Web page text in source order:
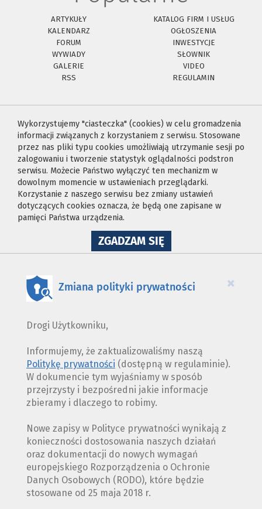
ARTYKUŁY
KATALOG FIRM I USŁUG
KALENDARZ
OGŁOSZENIA
FORUM
INWESTYCJE
WYWIADY
SŁOWNIK
GALERIE
VIDEO
RSS
REGULAMIN
Wykorzystujemy "ciasteczka" (cookies) w celu gromadzenia
informacji związanych z korzystaniem z serwisu. Stosowane
przez nas pliki typu cookies umożliwiają utrzymanie sesji po
zalogowaniu i tworzenie statystyk oglądalności podstron
serwisu. Możecie Państwo wyłączyć ten mechanizm w
dowolnym momencie w ustawieniach przeglądarki.
Korzystanie z naszego serwisu bez zmiany ustawień
dotyczących cookies oznacza, że będą one zapisane w
pamięci Państwa urządzenia.
ZGADZAM SIĘNA
WYKORZYSTANIE
×
Zmiana polityki prywatności
Drogi Użytkowniku,
Informujemy, że zaktualizowaliśmy naszą
Politykę prywatności (dostępną w regulaminie).
W dokumencie tym wyjaśniamy w sposób
przejrzysty i bezpośredni jakie informacje
zbieramy i dlaczego to robimy.
Nowe zapisy w Polityce prywatności wynikają z
konieczności dostosowania naszych działań
oraz dokumentacji do nowych wymagań
europejskiego Rozporządzenia o Ochronie
Danych Osobowych (RODO), które będzie
stosowane od 25 maja 2018 r.